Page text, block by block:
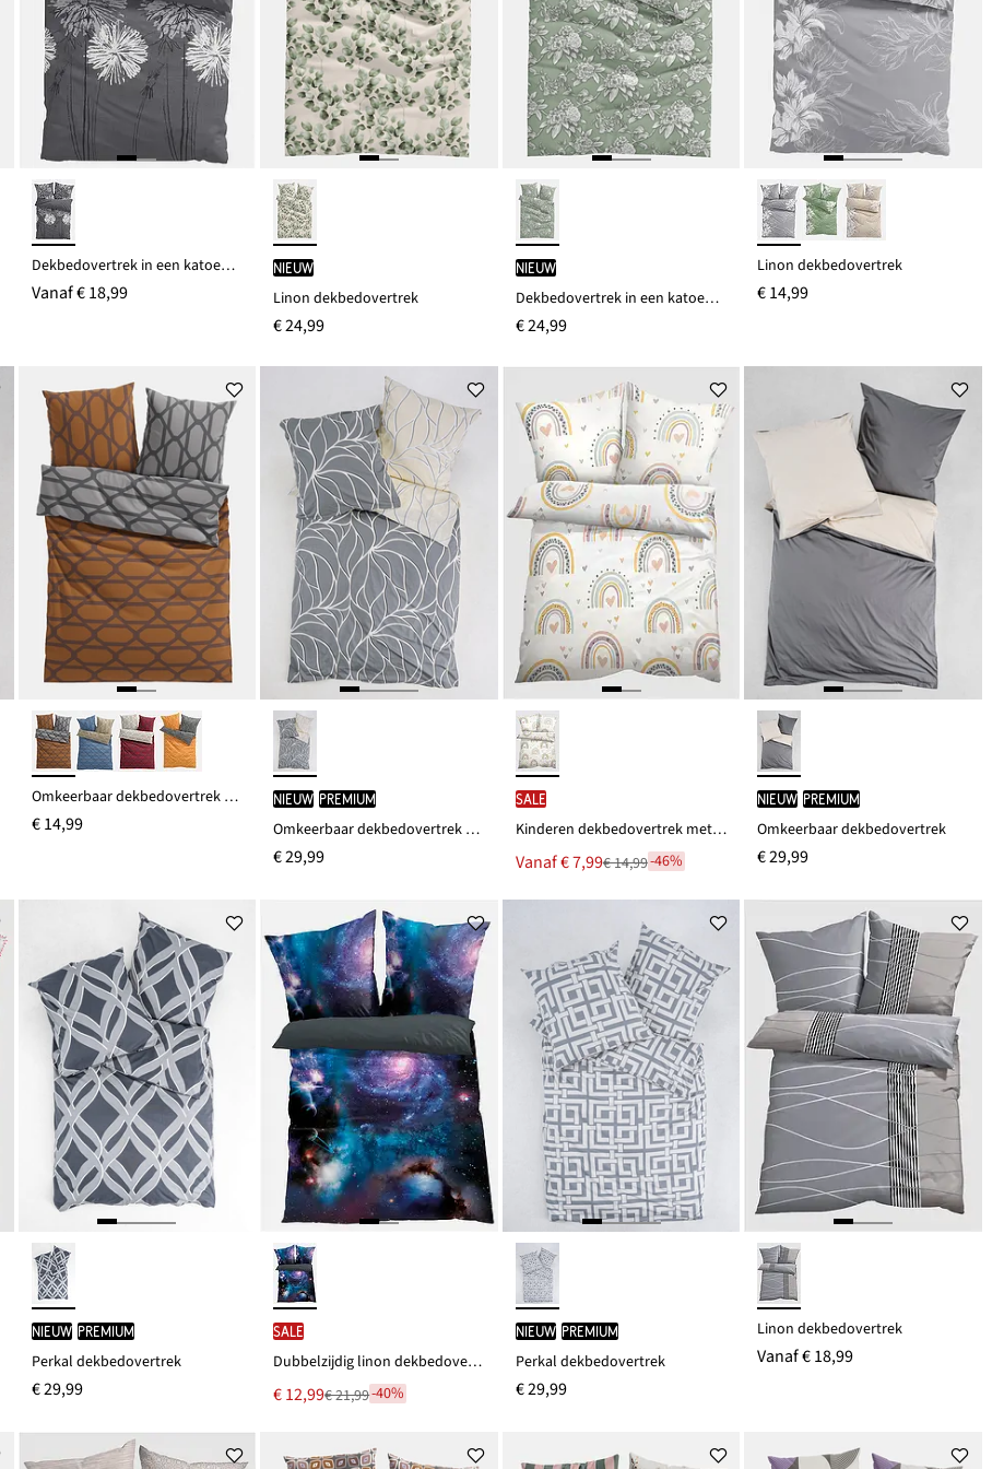
Dekbedovertrek in een katoenmix
Vanaf€ 18,99
Nieuw
Linon dekbedovertrek
€ 24,99
Nieuw
Dekbedovertrek in een katoenmix
€ 24,99
Linon dekbedovertrek
€ 14,99
Omkeerbaar dekbedovertrek van katoenmix
€ 14,99
Nieuw PREMIUM
Omkeerbaar dekbedovertrek van perkal
€ 29,99
SALE
Kinderen dekbedovertrek met regenbogen
VanafNu
voor
€ 7,99
Van € 14,99-46%
Nieuw PREMIUM
Omkeerbaar dekbedovertrek
€ 29,99
Nieuw PREMIUM
Perkal dekbedovertrek
€ 29,99
SALE
Dubbelzijdig linon dekbedovertrek
Nu
voor
€ 12,99
Van € 21,99-40%
Nieuw PREMIUM
Perkal dekbedovertrek
€ 29,99
Linon dekbedovertrek
Vanaf€ 18,99